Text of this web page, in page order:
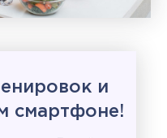
и
смартфоне!